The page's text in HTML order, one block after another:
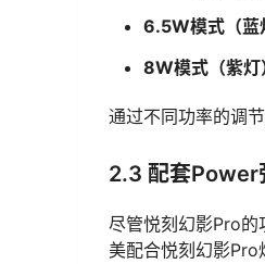
6.5W模式（蓝
8W模式（紫灯
通过不同功率的调
2.3 配套Power
尽管悦刻幻影Pro
美配合悦刻幻影Pro